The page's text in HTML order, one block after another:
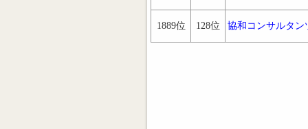
1889位 128位 協和コンサルタン